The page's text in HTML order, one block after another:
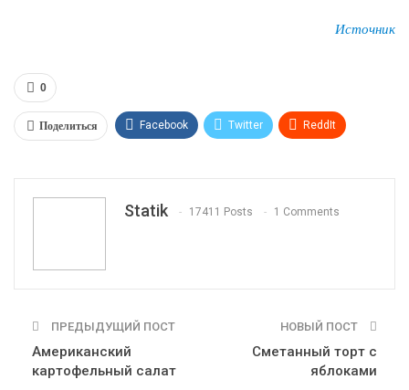
Источник
0
Поделиться Facebook Twitter ReddIt
Statik 17411 Posts 1 Comments
ПРЕДЫДУЩИЙ ПОСТ
Американский
картофельный салат
НОВЫЙ ПОСТ
Сметанный торт с
яблоками